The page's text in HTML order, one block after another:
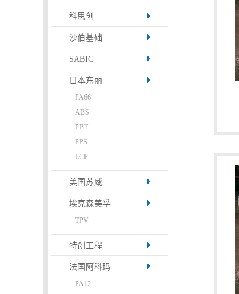
科思创
沙伯基础
SABIC
日本东丽
PA66
ABS
PBT.
PPS.
LCP.
美国苏威
埃克森美孚
TPV
特创工程
法国阿科玛
PA12